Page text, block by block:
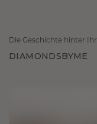
Die Geschichte hinter
DIAMONDSBYME